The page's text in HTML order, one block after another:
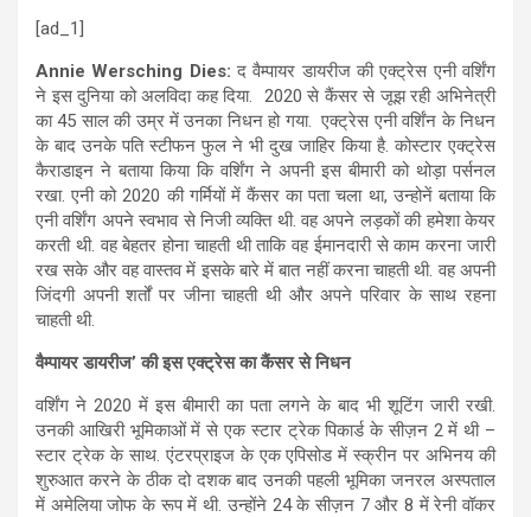
[ad_1]
Annie Wersching Dies:द वैम्पायर डायरीज की एक्ट्रेस एनी वर्शिंग
ने इस दुनिया को अलविदा कह दिया. 2020 से कैंसर से जूझ रही अभिनेत्री
का 45 साल की उम्र में उनका निधन हो गया. एक्ट्रेस एनी वर्शिंन के निधन
के बाद उनके पति स्टीफन फुल ने भी दुख जाहिर किया है. कोस्टार एक्ट्रेस
कैराडाइन ने बताया किया कि वर्शिंग ने अपनी इस बीमारी को थोड़ा पर्सनल
रखा. एनी को 2020 की गर्मियों में कैंसर का पता चला था, उन्होनें बताया कि
एनी वर्शिंग अपने स्वभाव से निजी व्यक्ति थी. वह अपने लड़कों की हमेशा केयर
करती थी. वह बेहतर होना चाहती थी ताकि वह ईमानदारी से काम करना जारी
रख सके और वह वास्तव में इसके बारे में बात नहीं करना चाहती थी. वह अपनी
जिंदगी अपनी शर्तों पर जीना चाहती थी और अपने परिवार के साथ रहना
चाहती थी.
वैम्पायर डायरीज’ की इस एक्ट्रेस का कैंसर से निधन
वर्शिंग ने 2020 में इस बीमारी का पता लगने के बाद भी शूटिंग जारी रखी.
उनकी आखिरी भूमिकाओं में से एक स्टार ट्रेक पिकार्ड के सीज़न 2 में थी –
स्टार ट्रेक के साथ. एंटरप्राइज के एक एपिसोड में स्क्रीन पर अभिनय की
शुरुआत करने के ठीक दो दशक बाद उनकी पहली भूमिका जनरल अस्पताल
में अमेलिया जोफ के रूप में थी. उन्होंने 24 के सीज़न 7 और 8 में रेनी वॉकर